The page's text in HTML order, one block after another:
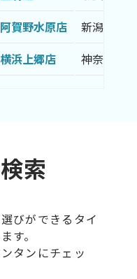
賀野水原店 新潟県
浜上郷店 神奈川県
索
びができるタイ
す。
タンにチェッ